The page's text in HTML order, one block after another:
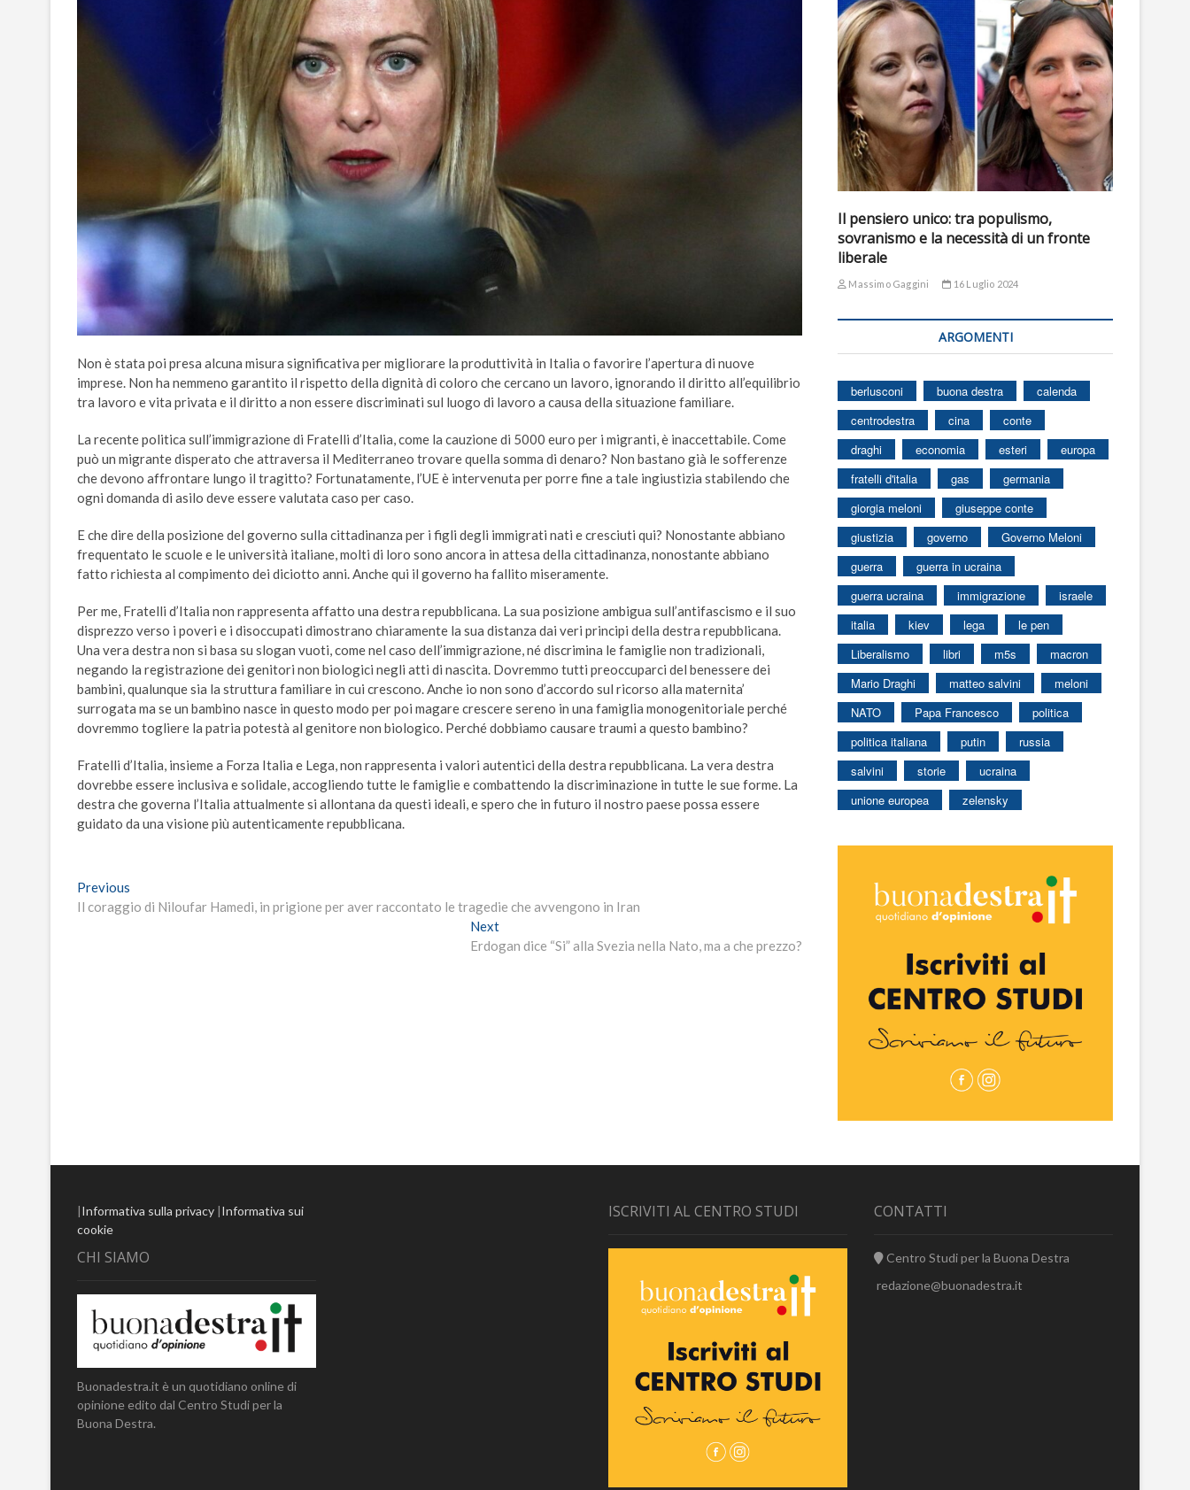
Non è stata poi presa alcuna misura significativa per migliorare la produttività in Italia o favorire l’apertura di nuove
imprese. Non ha nemmeno garantito il rispetto della dignità di coloro che cercano un lavoro, ignorando il diritto all’equilibrio
tra lavoro e vita privata e il diritto a non essere discriminati sul luogo di lavoro a causa della situazione familiare.
La recente politica sull’immigrazione di Fratelli d’Italia, come la cauzione di 5000 euro per i migranti, è inaccettabile. Come
può un migrante disperato che attraversa il Mediterraneo trovare quella somma di denaro? Non bastano già le sofferenze
che devono affrontare lungo il tragitto? Fortunatamente, l’UE è intervenuta per porre fine a tale ingiustizia stabilendo che
ogni domanda di asilo deve essere valutata caso per caso.
E che dire della posizione del governo sulla cittadinanza per i figli degli immigrati nati e cresciuti qui? Nonostante abbiano
frequentato le scuole e le università italiane, molti di loro sono ancora in attesa della cittadinanza, nonostante abbiano
fatto richiesta al compimento dei diciotto anni. Anche qui il governo ha fallito miseramente.
Per me, Fratelli d’Italia non rappresenta affatto una destra repubblicana. La sua posizione ambigua sull’antifascismo e il suo
disprezzo verso i poveri e i disoccupati dimostrano chiaramente la sua distanza dai veri principi della destra repubblicana.
Una vera destra non si basa su slogan vuoti, come nel caso dell’immigrazione, né discrimina le famiglie non tradizionali,
negando la registrazione dei genitori non biologici negli atti di nascita. Dovremmo tutti preoccuparci del benessere dei
bambini, qualunque sia la struttura familiare in cui crescono. Anche io non sono d’accordo sul ricorso alla maternita’
surrogata ma se un bambino nasce in questo modo per poi magare crescere sereno in una famiglia monogenitoriale perché
dovremmo togliere la patria potestà al genitore non biologico. Perché dobbiamo causare traumi a questo bambino?
Fratelli d’Italia, insieme a Forza Italia e Lega, non rappresenta i valori autentici della destra repubblicana. La vera destra
dovrebbe essere inclusiva e solidale, accogliendo tutte le famiglie e combattendo la discriminazione in tutte le sue forme. La
destra che governa l’Italia attualmente si allontana da questi ideali, e spero che in futuro il nostro paese possa essere
guidato da una visione più autenticamente repubblicana.
Navigazione
articoli
Previous
post:
Il coraggio di Niloufar Hamedi, in prigione per aver raccontato le tragedie che avvengono in Iran
NextNext
post:
Erdogan dice “Si” alla Svezia nella Nato, ma a che prezzo?
Il pensiero unico: tra populismo,
sovranismo e la necessità di un fronte
liberale
Massimo Gaggini 16 Luglio 2024
ARGOMENTI
berlusconi buona destra
calenda
centrodestra
cina
conte
draghi
economia esteri
europa
fratelli d'italia
gas
germania
giorgia meloni
giuseppe conte
giustizia
governo
Governo Meloni
guerra
guerra in ucraina
guerra ucraina
immigrazione
israele
italia
kiev lega
le pen
Liberalismo
libri m5s
macron
Mario Draghi
matteo salvini
meloni
NATO
Papa Francesco
politica
politica italiana
putin
russia
salvini
storie
ucraina
unione europea
zelensky
|Informativa sulla privacy |Informativa sui
cookie
CHI SIAMO
Buonadestra.it è un quotidiano online di
opinione edito dal Centro Studi per la
Buona Destra.
ISCRIVITI AL CENTRO STUDI CONTATTI
Centro Studi per la Buona Destra
redazione@buonadestra.it